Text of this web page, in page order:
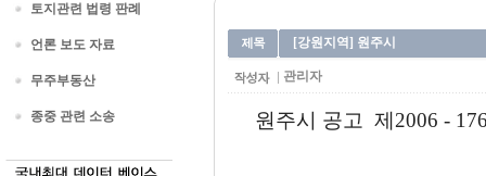
토지관련 법령 판례
언론 보도 자료
무주부동산
종중 관련 소송
[강원지역] 원주시
관리자
원주시 공고 제2006 -